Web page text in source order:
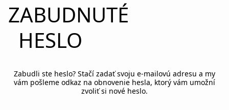
ZABUDNUTÉ
HESLO
Zabudli ste heslo? Stačí zadať svoju e‑mailovú adresu a my
vám pošleme odkaz na obnovenie hesla, ktorý vám umožní
zvoliť si nové heslo.